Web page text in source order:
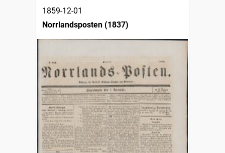
1859-12-01
Norrlandsposten (1837)